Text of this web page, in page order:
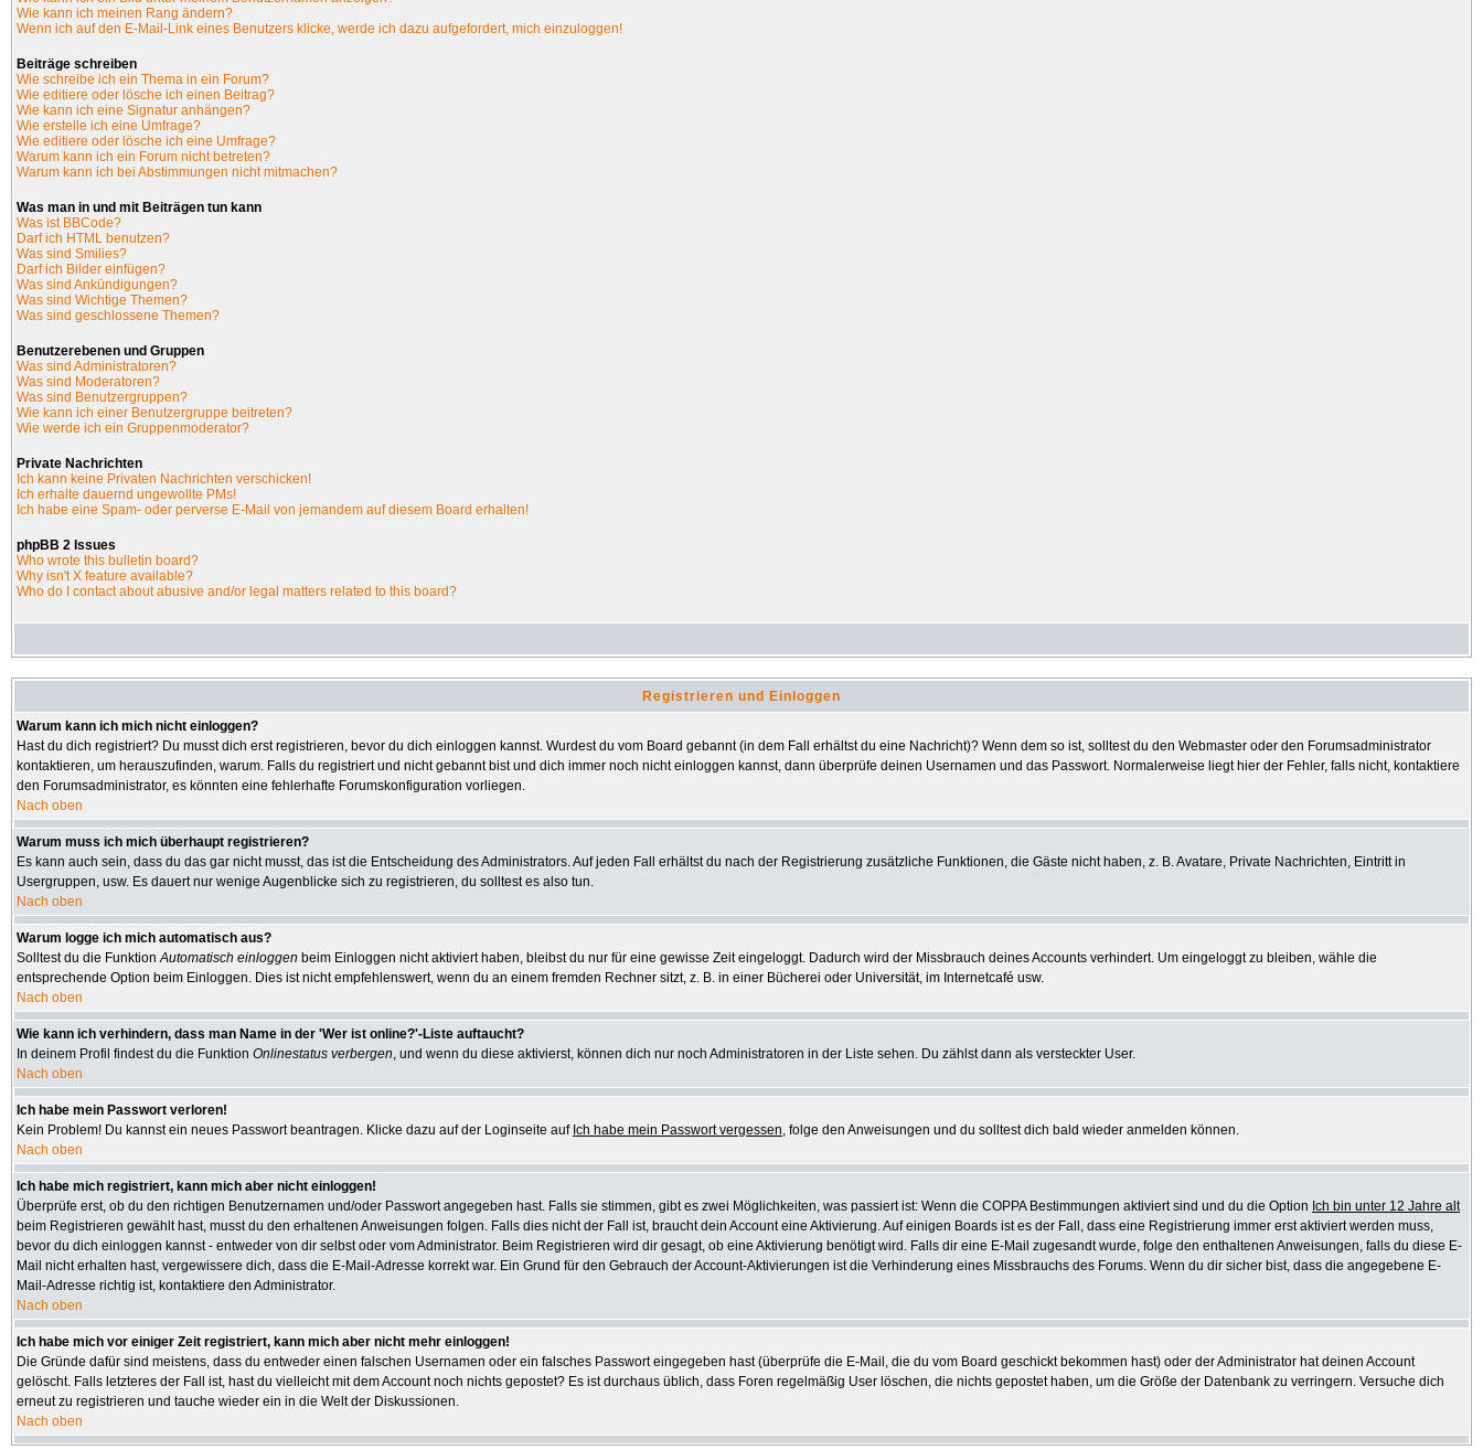
Wie kann ich meinen Rang ändern?
Wenn ich auf den E-Mail-Link eines Benutzers klicke, werde ich dazu aufgefordert, mich einzuloggen!
Beiträge schreiben
Wie schreibe ich ein Thema in ein Forum?
Wie editiere oder lösche ich einen Beitrag?
Wie kann ich eine Signatur anhängen?
Wie erstelle ich eine Umfrage?
Wie editiere oder lösche ich eine Umfrage?
Warum kann ich ein Forum nicht betreten?
Warum kann ich bei Abstimmungen nicht mitmachen?
Was man in und mit Beiträgen tun kann
Was ist BBCode?
Darf ich HTML benutzen?
Was sind Smilies?
Darf ich Bilder einfügen?
Was sind Ankündigungen?
Was sind Wichtige Themen?
Was sind geschlossene Themen?
Benutzerebenen und Gruppen
Was sind Administratoren?
Was sind Moderatoren?
Was sind Benutzergruppen?
Wie kann ich einer Benutzergruppe beitreten?
Wie werde ich ein Gruppenmoderator?
Private Nachrichten
Ich kann keine Privaten Nachrichten verschicken!
Ich erhalte dauernd ungewollte PMs!
Ich habe eine Spam- oder perverse E-Mail von jemandem auf diesem Board erhalten!
phpBB 2 Issues
Who wrote this bulletin board?
Why isn't X feature available?
Who do I contact about abusive and/or legal matters related to this board?
Registrieren und Einloggen
Warum kann ich mich nicht einloggen?
Hast du dich registriert? Du musst dich erst registrieren, bevor du dich einloggen kannst. Wurdest du vom Board gebannt (in dem Fall erhältst du eine Nachricht)? Wenn dem so ist, solltest du den Webmaster oder den Forumsadministrator
kontaktieren, um herauszufinden, warum. Falls du registriert und nicht gebannt bist und dich immer noch nicht einloggen kannst, dann überprüfe deinen Usernamen und das Passwort. Normalerweise liegt hier der Fehler, falls nicht, kontaktiere
den Forumsadministrator, es könnten eine fehlerhafte Forumskonfiguration vorliegen.
Nach oben
Warum muss ich mich überhaupt registrieren?
Es kann auch sein, dass du das gar nicht musst, das ist die Entscheidung des Administrators. Auf jeden Fall erhältst du nach der Registrierung zusätzliche Funktionen, die Gäste nicht haben, z. B. Avatare, Private Nachrichten, Eintritt in
Usergruppen, usw. Es dauert nur wenige Augenblicke sich zu registrieren, du solltest es also tun.
Nach oben
Warum logge ich mich automatisch aus?
Solltest du die FunktionAutomatisch einloggen beim Einloggen nicht aktiviert haben, bleibst du nur für eine gewisse Zeit eingeloggt. Dadurch wird der Missbrauch deines Accounts verhindert. Um eingeloggt zu bleiben, wähle die
entsprechende Option beim Einloggen. Dies ist nicht empfehlenswert, wenn du an einem fremden Rechner sitzt, z. B. in einer Bücherei oder Universität, im Internetcafé usw.
Nach oben
Wie kann ich verhindern, dass man Name in der 'Wer ist online?'-Liste auftaucht?
In deinem Profil findest du die Funktion Onlinestatus verbergen, und wenn du diese aktivierst, können dich nur noch Administratoren in der Liste sehen. Du zählst dann als versteckter User.
Nach oben
Ich habe mein Passwort verloren!
Kein Problem! Du kannst ein neues Passwort beantragen. Klicke dazu auf der Loginseite auf Ich habe mein Passwort vergessen, folge den Anweisungen und du solltest dich bald wieder anmelden können.
Nach oben
Ich habe mich registriert, kann mich aber nicht einloggen!
Überprüfe erst, ob du den richtigen Benutzernamen und/oder Passwort angegeben hast. Falls sie stimmen, gibt es zwei Möglichkeiten, was passiert ist: Wenn die COPPA Bestimmungen aktiviert sind und du die Option Ich bin unter 12 Jahre alt
beim Registrieren gewählt hast, musst du den erhaltenen Anweisungen folgen. Falls dies nicht der Fall ist, braucht dein Account eine Aktivierung. Auf einigen Boards ist es der Fall, dass eine Registrierung immer erst aktiviert werden muss,
bevor du dich einloggen kannst - entweder von dir selbst oder vom Administrator. Beim Registrieren wird dir gesagt, ob eine Aktivierung benötigt wird. Falls dir eine E-Mail zugesandt wurde, folge den enthaltenen Anweisungen, falls du diese E-
Mail nicht erhalten hast, vergewissere dich, dass die E-Mail-Adresse korrekt war. Ein Grund für den Gebrauch der Account-Aktivierungen ist die Verhinderung eines Missbrauchs des Forums. Wenn du dir sicher bist, dass die angegebene E-
Mail-Adresse richtig ist, kontaktiere den Administrator.
Nach oben
Ich habe mich vor einiger Zeit registriert, kann mich aber nicht mehr einloggen!
Die Gründe dafür sind meistens, dass du entweder einen falschen Usernamen oder ein falsches Passwort eingegeben hast (überprüfe die E-Mail, die du vom Board geschickt bekommen hast) oder der Administrator hat deinen Account
gelöscht. Falls letzteres der Fall ist, hast du vielleicht mit dem Account noch nichts gepostet? Es ist durchaus üblich, dass Foren regelmäßig User löschen, die nichts gepostet haben, um die Größe der Datenbank zu verringern. Versuche dich
erneut zu registrieren und tauche wieder ein in die Welt der Diskussionen.
Nach oben